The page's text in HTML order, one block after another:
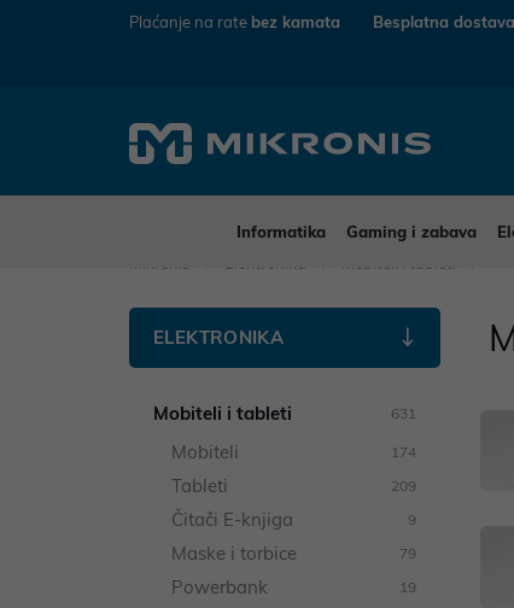
Plaćanje na rate bez kamata Besplatna dostava
Informatika Gaming i zabava
ELEKTRONIKA
Mobiteli i tableti 631
Mobiteli 174
Tableti 209
Čitači E-knjiga 9
Maske i torbice 79
Powerbank 19